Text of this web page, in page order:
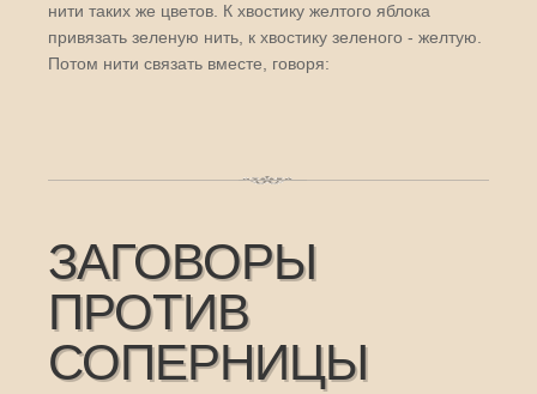
нити таких же цветов. К хвостику желтого яблока
привязать зеленую нить, к хвостику зеленого - желтую.
Потом нити связать вместе, говоря:
ЗАГОВОРЫ
ПРОТИВ
СОПЕРНИЦЫ